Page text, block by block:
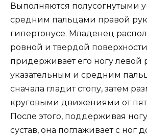
Выполняются полусогнутыми
средним пальцами правой
гипертонусе. Младенец
ровной и твердой
придерживает его ногу левой
указательным и средним
сначала гладит стопу, затем
круговыми движениями от
После этого, поддерживая
сустав, она поглаживает с ног